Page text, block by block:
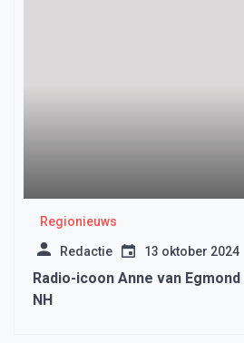
Regionieuws
Redactie 13 oktober 2024
Radio-icoon Anne van
NH